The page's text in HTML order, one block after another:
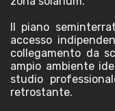
Il piano
accesso
collegamento da
ampio ambiente
studio
retrostante.